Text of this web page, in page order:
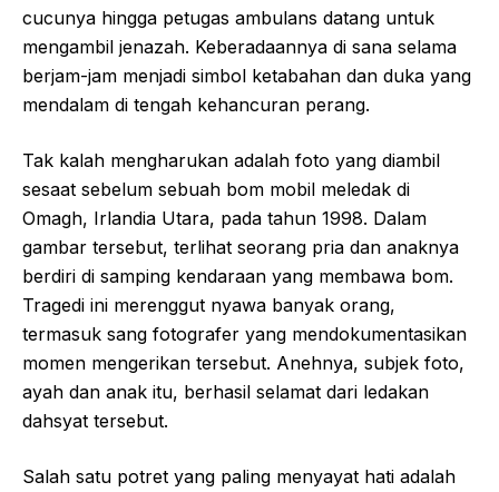
cucunya hingga petugas ambulans datang untuk
mengambil jenazah. Keberadaannya di sana selama
berjam-jam menjadi simbol ketabahan dan duka yang
mendalam di tengah kehancuran perang.
Tak kalah mengharukan adalah foto yang diambil
sesaat sebelum sebuah bom mobil meledak di
Omagh, Irlandia Utara, pada tahun 1998. Dalam
gambar tersebut, terlihat seorang pria dan anaknya
berdiri di samping kendaraan yang membawa bom.
Tragedi ini merenggut nyawa banyak orang,
termasuk sang fotografer yang mendokumentasikan
momen mengerikan tersebut. Anehnya, subjek foto,
ayah dan anak itu, berhasil selamat dari ledakan
dahsyat tersebut.
Salah satu potret yang paling menyayat hati adalah